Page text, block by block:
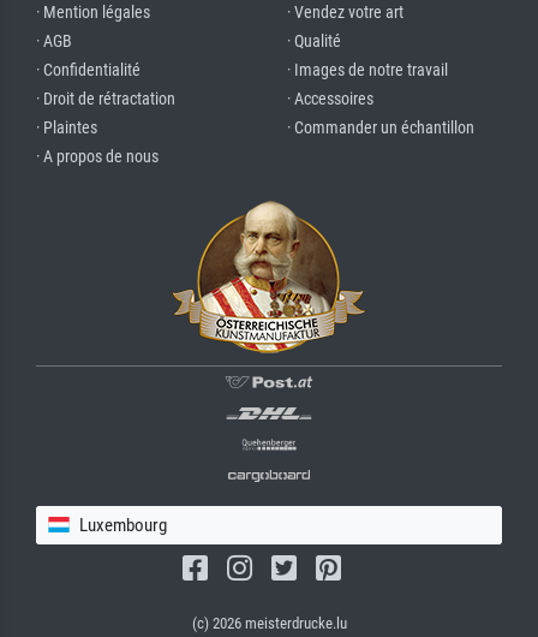
· Mention légales
· AGB
· Confidentialité
· Droit de rétractation
· Plaintes
· A propos de nous
· Vendez votre art
· Qualité
· Images de notre travail
· Accessoires
· Commander un échantillon
Luxembourg
(c) 2026 meisterdrucke.lu